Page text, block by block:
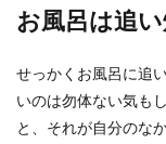
お風呂は追い
せっかくお風呂に追
いのは勿体ない気も
と、それが自分のな